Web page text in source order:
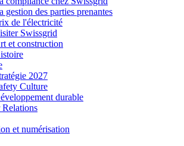
gestion des parties prenantes
de l'électricité
Swissgrid
et construction
2027
Culture
durable
et numérisation